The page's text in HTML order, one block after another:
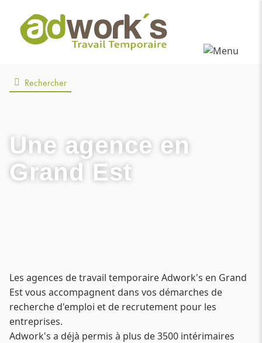
Rechercher
Une agence en
Grand Est
Les agences de travail temporaire Adwork's en Grand
Est vous accompagnent dans vos démarches de
recherche d'emploi et de recrutement pour les
entreprises.
Adwork's a déjà permis à plus de 3500 intérimaires